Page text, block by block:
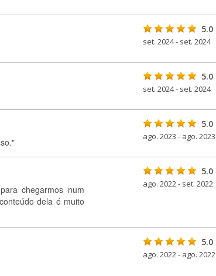
5.0
set. 2024 - set. 2024
5.0
set. 2024 - set. 2024
5.0
ago. 2023 - ago. 2023
chegarmos num
dela é muito
5.0
ago. 2022 - set. 2022
5.0
ago. 2022 - ago. 2022